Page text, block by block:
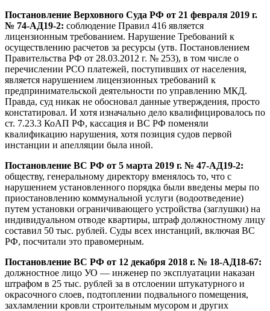
Постановление Верховного Суда РФ от 21 февраля 2019 г.
№ 74-АД19-2: соблюдение Правил 416 является
лицензионным требованием. Нарушение Требований к
осуществлению расчетов за ресурсы (утв. Постановлением
Правительства РФ от 28.03.2012 г. № 253), в том числе о
перечислении РСО платежей, поступивших от населения,
является нарушением лицензионных требований к
предпринимательской деятельности по управлению МКД.
Правда, суд никак не обосновал данные утверждения, просто
констатировал. И хотя изначально дело квалифицировалось по
ст. 7.23.3 КоАП РФ, кассация и ВС РФ поменяли
квалификацию нарушения, хотя позиция судов первой
инстанции и апелляции была иной.
Постановление ВС РФ от 5 марта 2019 г. № 47-АД19-2:
обществу, генеральному директору вменялось то, что с
нарушением установленного порядка были введены меры по
приостановлению коммунальной услуги (водоотведение)
путем установки ограничивающего устройства (заглушки) на
индивидуальном отводе квартиры, штраф должностному лицу
составил 50 тыс. рублей. Суды всех инстанций, включая ВС
РФ, посчитали это правомерным.
Постановление ВС РФ от 12 декабря 2018 г. № 18-АД18-67:
должностное лицо УО — инженер по эксплуатации наказан
штрафом в 25 тыс. рублей за в отслоении штукатурного и
окрасочного слоев, подтоплении подвального помещения,
захламлении кровли строительным мусором и других